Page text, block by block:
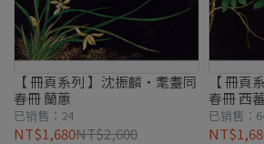
【 冊頁系列 】沈振麟・耄耋同
春冊 蘭蕙
已销售：24
NT$1,680NT$2,600
【 冊頁
春冊 西
已销售：